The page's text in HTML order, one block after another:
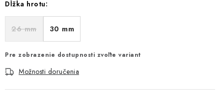
Dĺžka hrotu:
26 mm 30 mm
Pre zobrazenie dostupnosti zvoľte variant
Možnosti doručenia